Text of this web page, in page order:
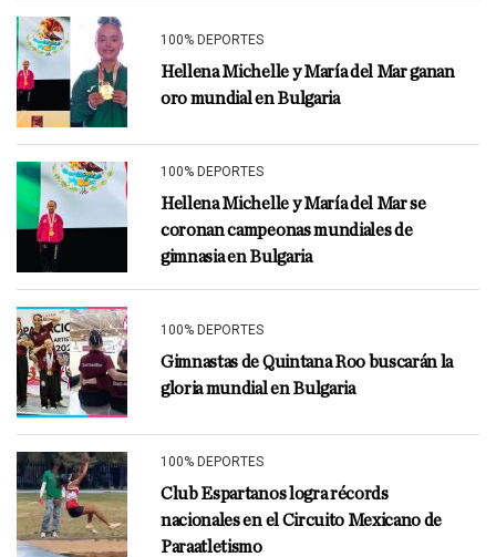
100% DEPORTES
Hellena Michelle y María del Mar ganan
oro mundial en Bulgaria
100% DEPORTES
Hellena Michelle y María del Mar se
coronan campeonas mundiales de
gimnasia en Bulgaria
100% DEPORTES
Gimnastas de Quintana Roo buscarán la
gloria mundial en Bulgaria
100% DEPORTES
Club Espartanos logra récords
nacionales en el Circuito Mexicano de
Paraatletismo